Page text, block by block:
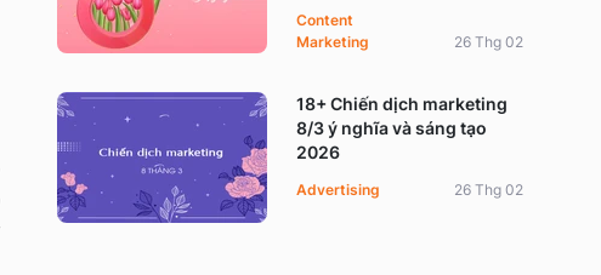
Content
Marketing
26 Thg 02
18+ Chiến dịch marketing
8/3 ý nghĩa và sáng tạo
2026
Advertising 26 Thg 02